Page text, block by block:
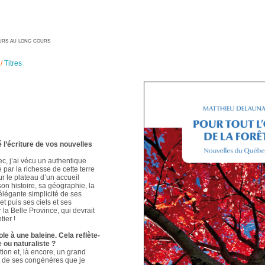
au long cours
Titres
de vos nouvelles
j’ai vécu un authentique
par la richesse de cette terre
le plateau d’un accueil
histoire, sa géographie, la
simplicité de ses
puis ses ciels et ses
Belle Province, qui devrait
!
à une baleine. Cela reflète-
ou naturaliste ?
et, là encore, un grand
de ses congénères que je